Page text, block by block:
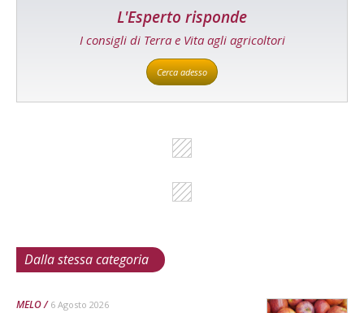
L'Esperto risponde
I consigli di Terra e Vita agli agricoltori
Cerca adesso
Dalla stessa categoria
MELO 6 Agosto 2026